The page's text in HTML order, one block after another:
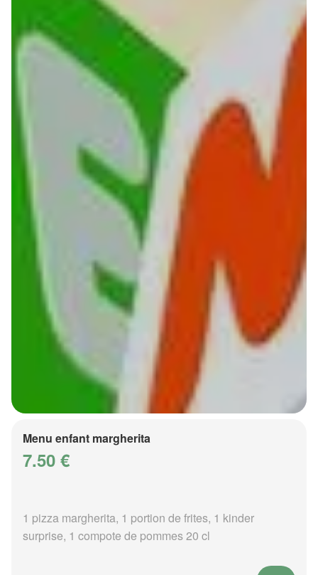
Menu enfant margherita
7.50 €
1 pizza margherita, 1 portion de frites, 1 kinder
surprise, 1 compote de pommes 20 cl